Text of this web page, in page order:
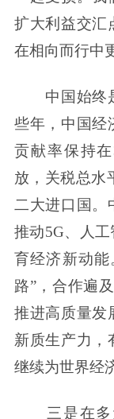
扩大利益交汇
在相向而行中
中国始终是
些年，中国经
贡献率保持
放，关税总水
二大进口国。
推动5G、人
育经济新动
路”，合作遍
推进高质量发
新质生产力，
继续为世界经
三是在多